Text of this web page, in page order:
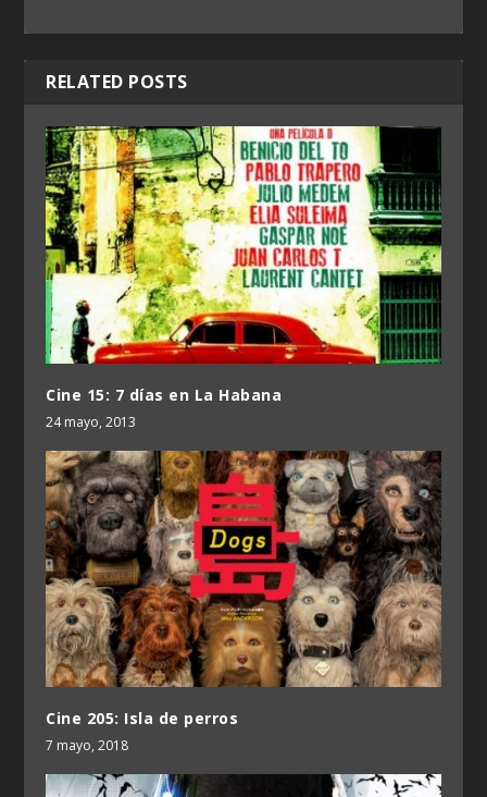
RELATED POSTS
Cine 15: 7 días en La Habana
24 mayo, 2013
Cine 205: Isla de perros
7 mayo, 2018